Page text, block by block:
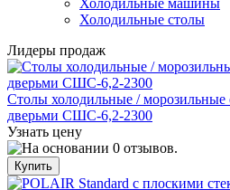
Холодильные столы
Лидеры продаж
Столы холодильные /
дверьми СШС-6,2-2300
Узнать цену